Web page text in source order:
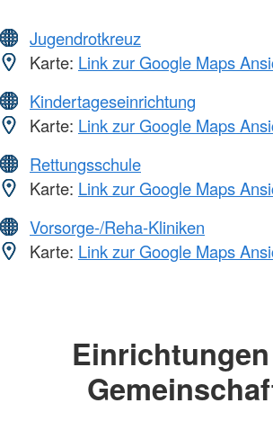
Jugendrotkreuz
Karte: Link zur Google Maps
Kindertageseinrichtung
Karte: Link zur Google Maps
Rettungsschule
Karte: Link zur Google Maps
Vorsorge-/Reha-Kliniken
Karte: Link zur Google Maps